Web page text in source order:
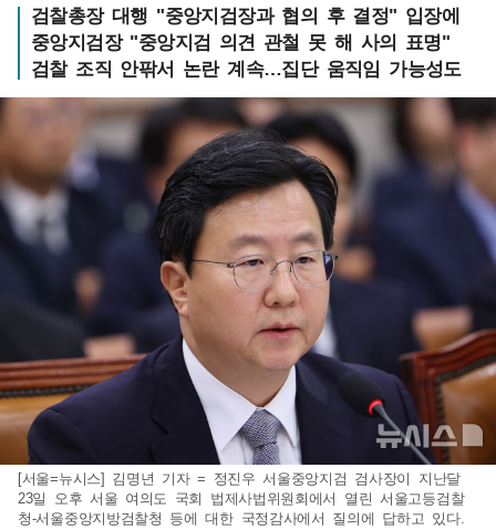
검찰총장 대행 "중앙지검장과 협의 후 결정" 입장에
중앙지검장 "중앙지검 의견 관철 못 해 사의 표명"
검찰 조직 안팎서 논란 계속…집단 움직임 가능성도
[서울=뉴시스] 김명년 기자 = 정진우 서울중앙지검 검사장이 지난달
23일 오후 서울 여의도 국회 법제사법위원회에서 열린 서울고등검찰
청-서울중앙지방검찰청 등에 대한 국정감사에서 질의에 답하고 있다.